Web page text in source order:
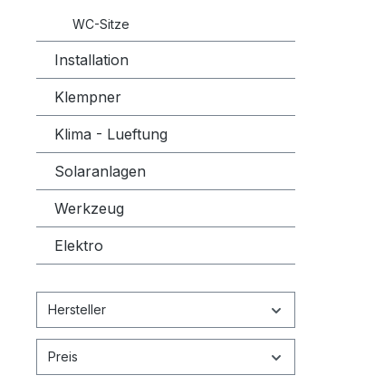
WC-Sitze
Installation
Klempner
Klima - Lueftung
Solaranlagen
Werkzeug
Elektro
Hersteller
Preis